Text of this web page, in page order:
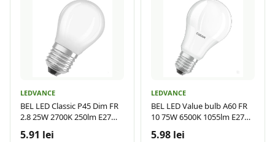
LEDVANCE
BEL LED Classic P45 Dim FR
2.8 25W 2700K 250lm E27
5.91 lei
LEDVANCE
BEL LED Value bulb A60 FR
10 75W 6500K 1055lm E27
5.98 lei